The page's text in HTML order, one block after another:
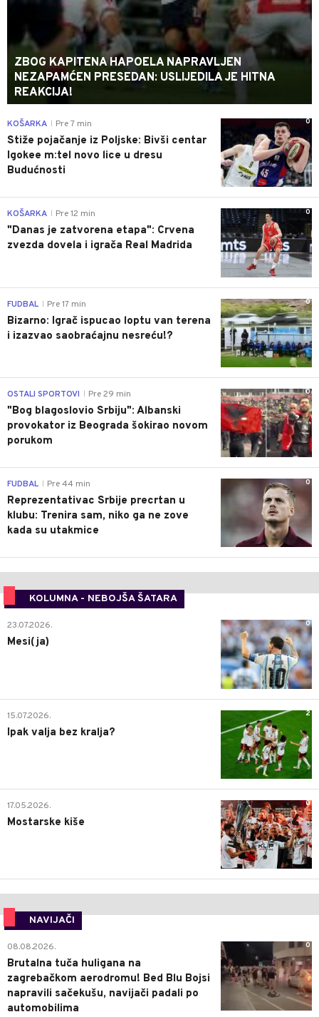
ZBOG KAPITENA HAPOELA NAPRAVLJEN
NEZAPAMĆEN PRESEDAN: USLIJEDILA JE HITNA
REAKCIJA!
0
KOŠARKA Pre 7 min
Stiže pojačanje iz Poljske: Bivši centar
Igokee m:tel novo lice u dresu
Budućnosti
0
KOŠARKA Pre 12 min
"Danas je zatvorena etapa": Crvena
zvezda dovela i igrača Real Madrida
0
FUDBAL Pre 17 min
Bizarno: Igrač ispucao loptu van terena
i izazvao saobraćajnu nesreću!?
0
OSTALI SPORTOVI Pre 29 min
"Bog blagoslovio Srbiju": Albanski
provokator iz Beograda šokirao novom
porukom
0
FUDBAL Pre 44 min
Reprezentativac Srbije precrtan u
klubu: Trenira sam, niko ga ne zove
kada su utakmice
KOLUMNA - NEBOJŠA ŠATARA
0
23.07.2026.
Mesi(ja)
2
15.07.2026.
Ipak valja bez kralja?
0
17.05.2026.
Mostarske kiše
NAVIJAČI
0
08.08.2026.
Brutalna tuča huligana na
zagrebačkom aerodromu! Bed Blu Bojsi
napravili sačekušu, navijači padali po
automobilima